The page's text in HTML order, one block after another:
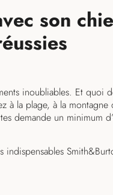
son
inoubliables. Et quoi
à la plage, à la
demande un minimum
indispensables